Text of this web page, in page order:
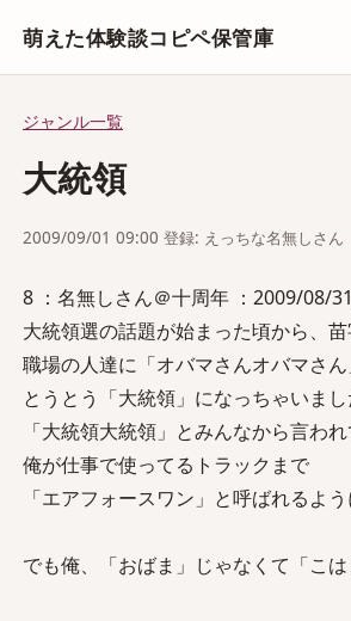
萌えた体験談コピペ保管庫
ジャンル一覧
大統領
2009/09/01 09:00 登録: えっちな名無しさん
8 ：名無しさん＠十周年 ：2009/08/
大統領選の話題が始まった頃から、
職場の人達に「オバマさんオバマさ
とうとう「大統領」になっちゃいまし
「大統領大統領」とみんなから言わ
俺が仕事で使ってるトラックまで
「エアフォースワン」と呼ばれるよ
でも俺、「おばま」じゃなくて「こ